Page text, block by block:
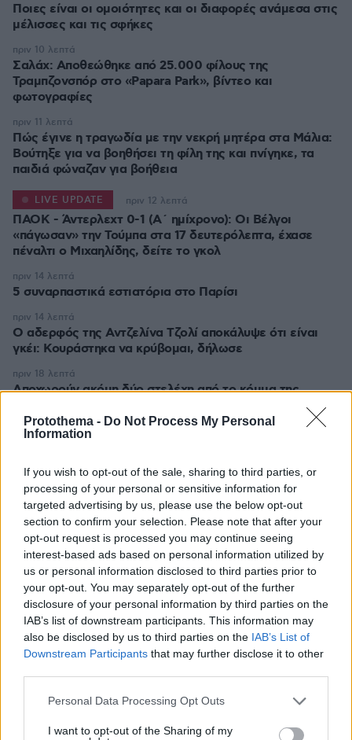
Protothema - Do Not Process My Personal
Information
If you wish to opt-out of the sale, sharing to third parties, or
processing of your personal or sensitive information for
targeted advertising by us, please use the below opt-out
section to confirm your selection. Please note that after your
opt-out request is processed you may continue seeing
interest-based ads based on personal information utilized by
us or personal information disclosed to third parties prior to
your opt-out. You may separately opt-out of the further
disclosure of your personal information by third parties on the
IAB’s list of downstream participants. This information may
also be disclosed by us to third parties on the IAB’s List of
Downstream Participants that may further disclose it to other
Please note that this website/app uses one or more Google
not limited to your visit or usage behaviour. You may click to
Personal Data Processing Opt Outs
I want to opt-out of the Sharing of my
Ποιες είναι οι ομοιότητες και οι διαφορές ανάμεσα στις
μέλισσες και τις σφήκες
Σαλάχ: Αποθεώθηκε από 25.000 φίλους της
Τραμπζονσπόρ στο «Papara Park», βίντεο και
φωτογραφίες
πριν 10 λεπτά
Πώς έγινε η τραγωδία με την νεκρή μητέρα στα Μάλια:
Βούτηξε για να βοηθήσει τη φίλη της και πνίγηκε, τα
παιδιά φώναζαν για βοήθεια
πριν 11 λεπτά
ΠΑΟΚ - Άντερλεχτ 0-1 (Α΄ ημίχρονο): Οι Βέλγοι
«πάγωσαν» την Τούμπα στα 17 δευτερόλεπτα, έχασε
LIVE UPDATE πριν 12 λεπτά
5 συναρπαστικά εστιατόρια στο Παρίσι
πριν 14 λεπτά
Ο αδερφός της Αντζελίνα Τζολί αποκάλυψε ότι είναι
γκέι: Κουράστηκα να κρύβομαι, δήλωσε
πριν 14 λεπτά
Αποχωρούν ακόμη δύο στελέχη από το κόμμα της
πριν 18 λεπτά
ΔΕΗ
πριν 20 λεπτά
Οι αργεντίνικοι παπαγάλοι είναι ο φόβος και τρόμος
της Ισπανίας: Η αθώα μόδα των '70s που μετατράπηκε
σε καταστροφή
πριν 20 λεπτά
ΔΕΙΤΕ ΟΛΕΣ ΤΙΣ ΕΙΔΗΣΕΙΣ